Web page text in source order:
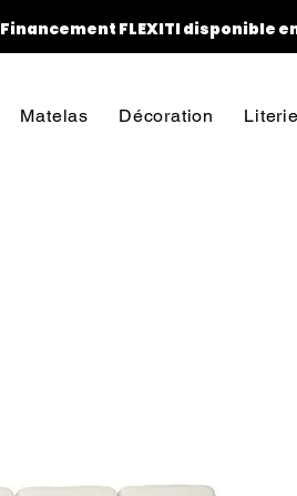
Financement FLEXITI disponible
Matelas Décoration Literie